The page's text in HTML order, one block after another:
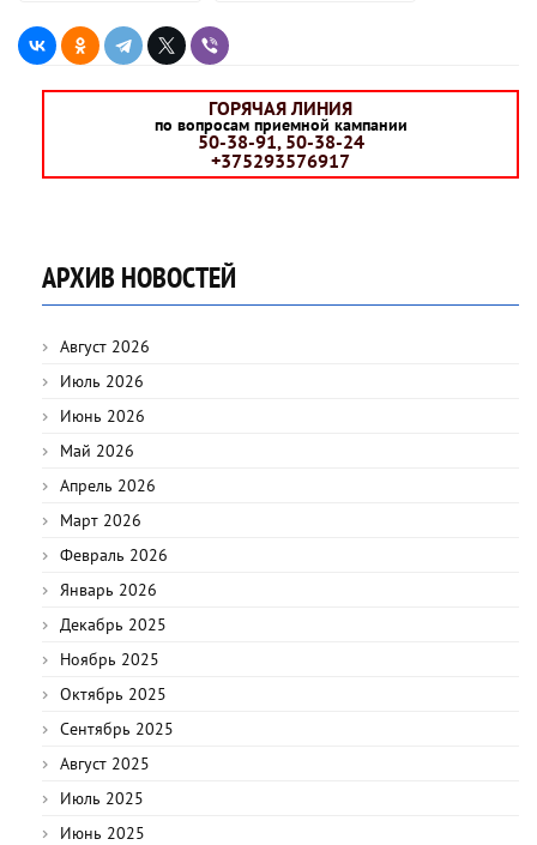
ГОРЯЧАЯ ЛИНИЯ
по вопросам приемной кампании
50-38-91, 50-38-24
+375293576917
АРХИВ НОВОСТЕЙ
Август 2026
Июль 2026
Июнь 2026
Май 2026
Апрель 2026
Март 2026
Февраль 2026
Январь 2026
Декабрь 2025
Ноябрь 2025
Октябрь 2025
Сентябрь 2025
Август 2025
Июль 2025
Июнь 2025